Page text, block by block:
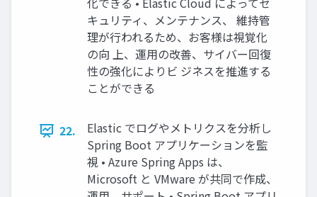
キュリティ、メンテナンス、 維持管
理が⾏われるため、お客様は視覚化
の向 上、運⽤の改善、サイバー回復
性の強化によりビ ジネスを推進する
ことができる
22.
Elastic でログやメトリクスを分析し
Spring Boot アプリケーションを監
視 • Azure Spring Apps は、
Microsoft と VMware が共同で作成、